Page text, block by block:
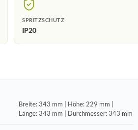
SPRITZSCHUTZ
IP20
Breite: 343 mm | Höhe: 229 mm |
Länge: 343 mm | Durchmesser: 343 mm